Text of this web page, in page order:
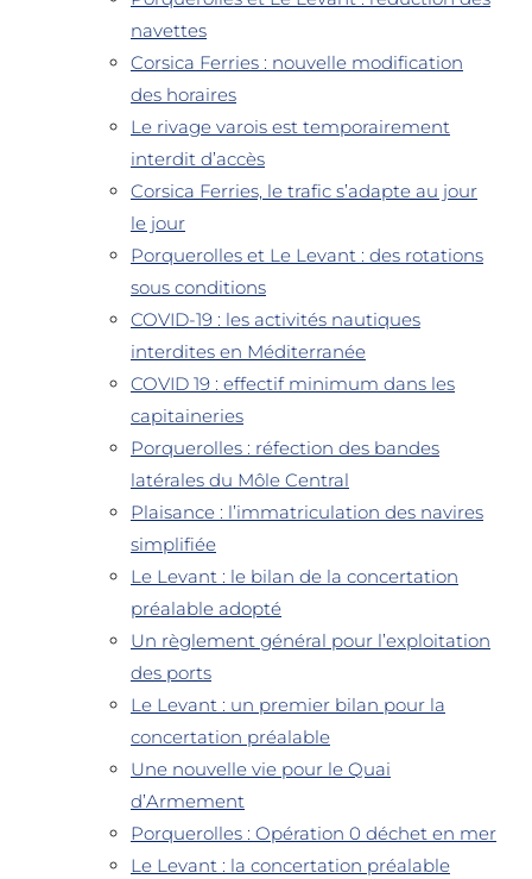
navettes
Corsica Ferries : nouvelle modification
des horaires
Le rivage varois est temporairement
interdit d’accès
Corsica Ferries, le trafic s’adapte au jour
le jour
Porquerolles et Le Levant : des rotations
sous conditions
COVID-19 : les activités nautiques
interdites en Méditerranée
COVID 19 : effectif minimum dans les
capitaineries
Porquerolles : réfection des bandes
latérales du Môle Central
Plaisance : l’immatriculation des navires
simplifiée
Le Levant : le bilan de la concertation
préalable adopté
Un règlement général pour l’exploitation
des ports
Le Levant : un premier bilan pour la
concertation préalable
Une nouvelle vie pour le Quai
d’Armement
Porquerolles : Opération 0 déchet en mer
Le Levant : la concertation préalable